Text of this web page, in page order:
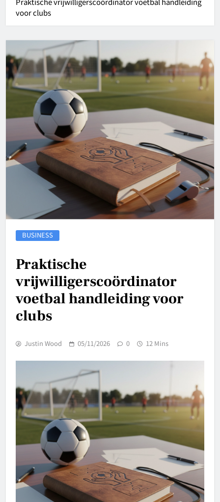
voor clubs
BUSINESS
Praktische
vrijwilligerscoördinator
voetbal handleiding voor
clubs
Justin Wood 05/11/2026 0 12 Mins